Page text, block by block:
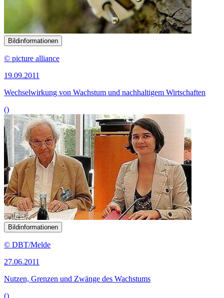
Bildinformationen
© picture alliance
19.09.2011
Wechselwirkung von Wachstum und nachhaltigem Wirtschaften
()
Bildinformationen
© DBT/Melde
27.06.2011
Nutzen, Grenzen und Zwänge des Wachstums
()